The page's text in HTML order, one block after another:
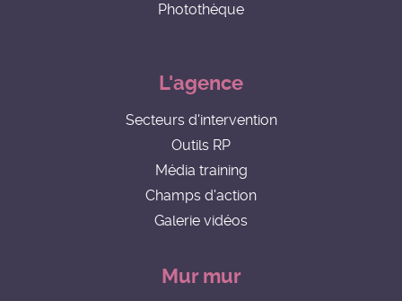
Photothèque
L'agence
Secteurs d'intervention
Outils RP
Média training
Champs d'action
Galerie vidéos
Mur mur